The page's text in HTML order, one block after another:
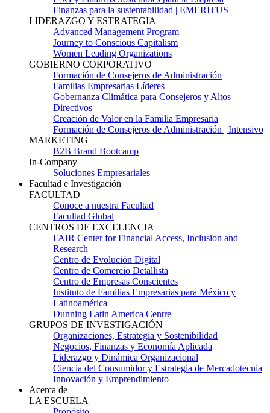
Finanzas para la sustentabilidad | EMERITUS
LIDERAZGO Y ESTRATEGIA
Advanced Management Program
Journey to Conscious Capitalism
Women Leading Organizations
GOBIERNO CORPORATIVO
Formación de Consejeros de Administración
Familias Empresarias Líderes
Gobernanza Climática para Consejeros y Altos
Directivos
Creación de Valor en la Familia Empresaria
Formación de Consejeros de Administración | Intensivo
MARKETING
B2B Brand Bootcamp
In-Company
Soluciones Empresariales
Facultad e Investigación
FACULTAD
Conoce a nuestra Facultad
Facultad Global
CENTROS DE EXCELENCIA
FAIR Center for Financial Access, Inclusion and
Research
Centro de Evolución Digital
Centro de Comercio Detallista
Centro de Empresas Conscientes
Instituto de Familias Empresarias para México y
Latinoamérica
Dunning Latin America Centre
GRUPOS DE INVESTIGACIÓN
Organizaciones, Estrategia y Sostenibilidad
Negocios, Finanzas y Economía Aplicada
Liderazgo y Dinámica Organizacional
Ciencia del Consumidor y Estrategia de Mercadotecnia
Innovación y Emprendimiento
Acerca de
LA ESCUELA